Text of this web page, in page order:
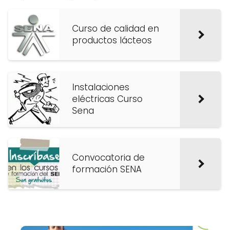
Curso de calidad en
productos lácteos
Instalaciones
eléctricas Curso
Sena
Convocatoria de
formación SENA